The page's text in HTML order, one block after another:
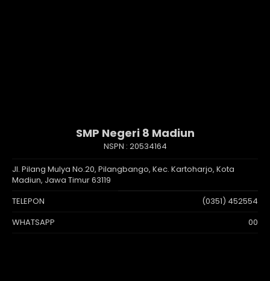
SMP Negeri 8 Madiun
NSPN : 20534164
Jl. Pilang Mulya No.20, Pilangbango, Kec. Kartoharjo, Kota
Madiun, Jawa Timur 63119
TELEPON
(0351) 452554
WHATSAPP
00